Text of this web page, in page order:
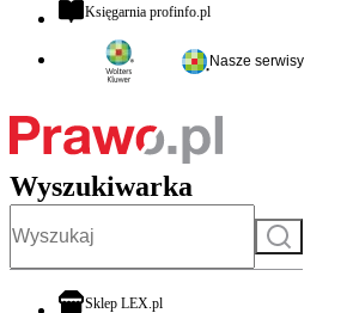
Księgarnia profinfo.plotwiera się w nowej karcie
Nasze serwisy
Wyszukiwarka
Szukaj
Sklep LEX.plotwiera się w nowej karcie